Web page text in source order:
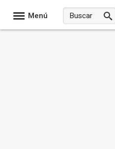
Menú